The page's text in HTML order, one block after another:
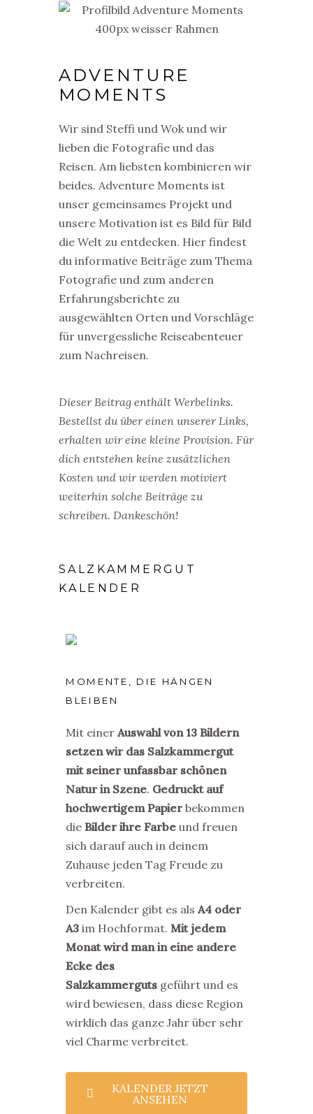
ADVENTURE
MOMENTS
Wir sind Steffi und Wok und wir
lieben die Fotografie und das
Reisen. Am liebsten kombinieren wir
beides. Adventure Moments ist
unser gemeinsames Projekt und
unsere Motivation ist es Bild für Bild
die Welt zu entdecken. Hier findest
du informative Beiträge zum Thema
Fotografie und zum anderen
Erfahrungsberichte zu
ausgewählten Orten und Vorschläge
für unvergessliche Reiseabenteuer
zum Nachreisen.
Dieser Beitrag enthält Werbelinks.
Bestellst du über einen unserer Links,
erhalten wir eine kleine Provision. Für
dich entstehen keine zusätzlichen
Kosten und wir werden motiviert
weiterhin solche Beiträge zu
schreiben. Dankeschön!
SALZKAMMERGUT
KALENDER
MOMENTE, DIE HÄNGEN
BLEIBEN
Mit einer Auswahl von 13 Bildern
setzen wir das Salzkammergut
mit seiner unfassbar schönen
Natur in Szene. Gedruckt auf
hochwertigem Papier bekommen
die Bilder ihre Farbe und freuen
sich darauf auch in deinem
Zuhause jeden Tag Freude zu
verbreiten.
Den Kalender gibt es als A4 oder
A3 im Hochformat. Mit jedem
Monat wird man in eine andere
Ecke des
Salzkammerguts geführt und es
wird bewiesen, dass diese Region
wirklich das ganze Jahr über sehr
viel Charme verbreitet.
KALENDER JETZT
ANSEHEN